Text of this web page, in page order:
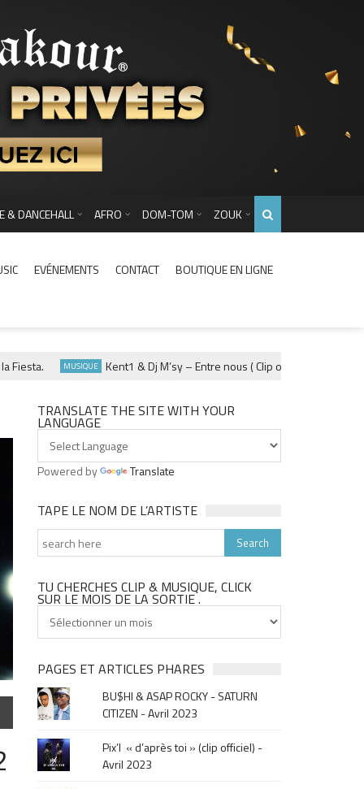
& DANCEHALL AFRO DOM-TOM ZOUK
EVÉNEMENTS CONTACT BOUTIQUE EN LIGNE
MUSIQUE Kent1 & Dj M’sy – Entre nous ( Clip officiel ) – Fevrier 2025
TRANSLATE THE SITE WITH YOUR
LANGUAGE
Powered by Translate
TAPE LE NOM DE L’ARTISTE
TU CHERCHES CLIP & MUSIQUE, CLICK
SUR LE MOIS DE LA SORTIE .
cherches
&
musique,
click
sur
le
mois
de
PAGES ET ARTICLES PHARES
BU$HI & ASAP ROCKY - SATURN
CITIZEN - Avril 2023
Pix’l « d’après toi » (clip officiel) -
Avril 2023